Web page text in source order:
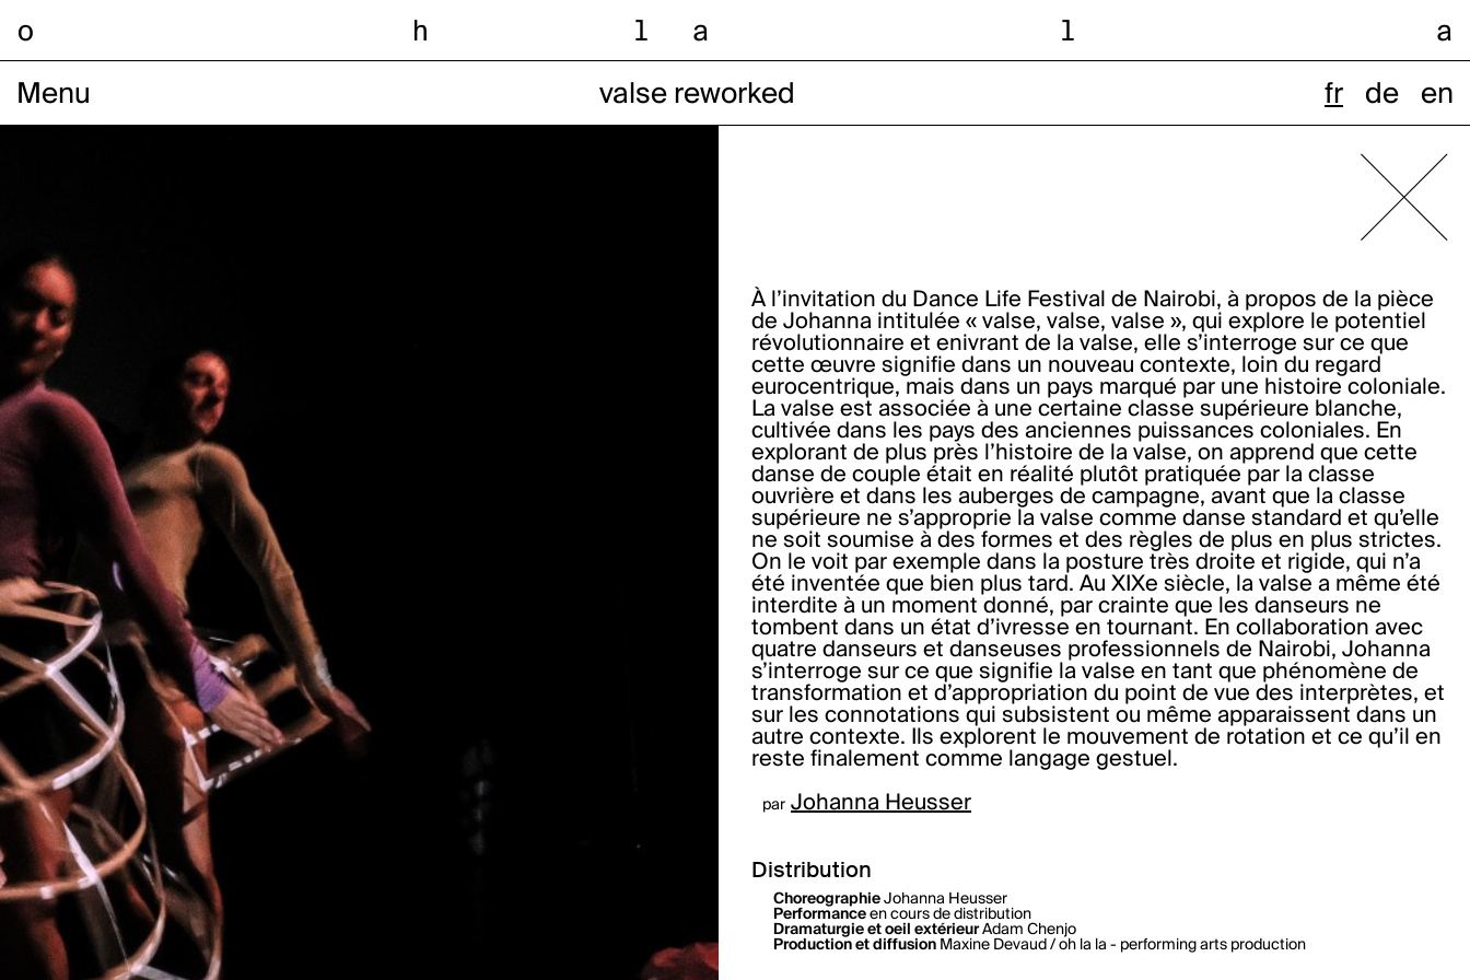
o h l a l a
Menu valse reworked fr de en
À l’invitation du Dance Life Festival de Nairobi, à propos de la pièce
de Johanna intitulée « valse, valse, valse », qui explore le potentiel
révolutionnaire et enivrant de la valse, elle s’interroge sur ce que
cette œuvre signifie dans un nouveau contexte, loin du regard
eurocentrique, mais dans un pays marqué par une histoire coloniale.
La valse est associée à une certaine classe supérieure blanche,
cultivée dans les pays des anciennes puissances coloniales. En
explorant de plus près l’histoire de la valse, on apprend que cette
danse de couple était en réalité plutôt pratiquée par la classe
ouvrière et dans les auberges de campagne, avant que la classe
supérieure ne s’approprie la valse comme danse standard et qu’elle
ne soit soumise à des formes et des règles de plus en plus strictes.
On le voit par exemple dans la posture très droite et rigide, qui n’a
été inventée que bien plus tard. Au XIXe siècle, la valse a même été
interdite à un moment donné, par crainte que les danseurs ne
tombent dans un état d’ivresse en tournant. En collaboration avec
quatre danseurs et danseuses professionnels de Nairobi, Johanna
s’interroge sur ce que signifie la valse en tant que phénomène de
transformation et d’appropriation du point de vue des interprètes, et
sur les connotations qui subsistent ou même apparaissent dans un
autre contexte. Ils explorent le mouvement de rotation et ce qu’il en
reste finalement comme langage gestuel.
par Johanna Heusser
Distribution
Choreographie Johanna Heusser
Performance en cours de distribution
Dramaturgie et oeil extérieurAdam Chenjo
Production et diffusion Maxine Devaud / oh la la - performing arts production